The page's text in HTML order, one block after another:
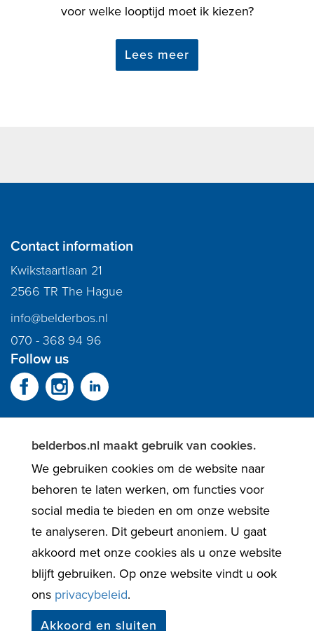
belderbos.nl maakt gebruik van cookies.
We gebruiken cookies om de website naar
behoren te laten werken, om functies voor
social media te bieden en om onze website
te analyseren. Dit gebeurt anoniem. U gaat
akkoord met onze cookies als u onze website
blijft gebruiken. Op onze website vindt u ook
ons privacybeleid.
Akkoord en sluiten
voor welke looptijd moet ik kiezen?
Lees meer
Contact information
Kwikstaartlaan 21
2566 TR The Hague
info@belderbos.nl
070 - 368 94 96
Follow us
© 2026 Belderbos NVM Real Estate |
Privacybeleid|Wwft|Website door OGonline